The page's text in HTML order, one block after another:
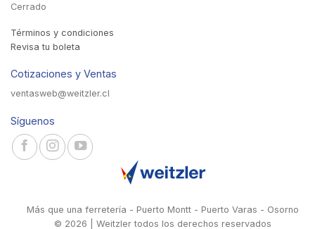
Cerrado
Términos y condiciones
Revisa tu boleta
Cotizaciones y Ventas
ventasweb@weitzler.cl
Síguenos
Más que una ferretería - Puerto Montt - Puerto Varas - Osorno
© 2026 | Weitzler todos los derechos reservados